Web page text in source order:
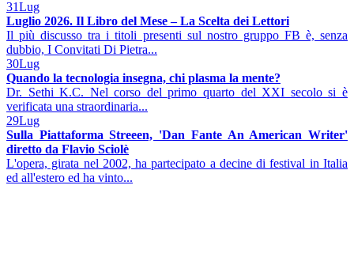
31Lug
Luglio 2026. Il Libro del Mese – La Scelta dei Lettori
Il più discusso tra i titoli presenti sul nostro gruppo FB è, senza
dubbio, I Convitati Di Pietra...
30Lug
Quando la tecnologia insegna, chi plasma la mente?
Dr. Sethi K.C. Nel corso del primo quarto del XXI secolo si è
verificata una straordinaria...
29Lug
Sulla Piattaforma Streeen, 'Dan Fante An American Writer'
diretto da Flavio Sciolè
L'opera, girata nel 2002, ha partecipato a decine di festival in Italia
ed all'estero ed ha vinto...